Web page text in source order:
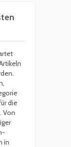
die
Von
in